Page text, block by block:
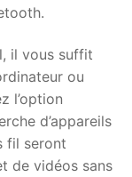
il vous suffit
ou
l’option
d’appareils
fil seront
de vidéos sans